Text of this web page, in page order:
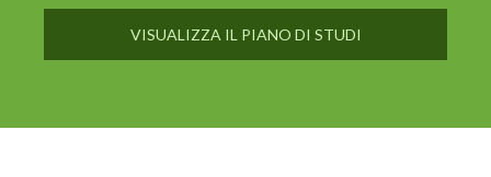
VISUALIZZA IL PIANO DI STUDI